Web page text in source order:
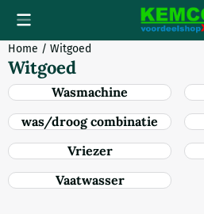
Cookievoorkeuren zijn momenteel
Home / Witgoed
Witgoed
Wasmachine
was/droog combinatie
Vriezer
Vaatwasser